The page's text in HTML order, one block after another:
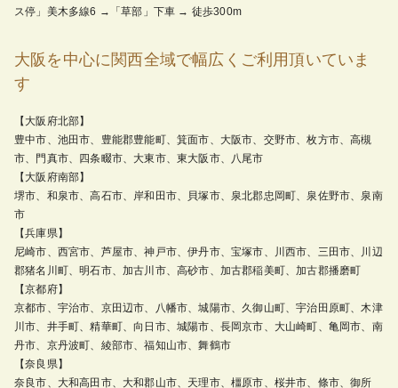
ス停」美木多線6 →「草部」下車 → 徒歩300m
大阪を中心に関西全域で幅広くご利用頂いていま
す
【大阪府北部】
豊中市、池田市、豊能郡豊能町、箕面市、大阪市、交野市、枚方市、高槻
市、門真市、四条畷市、大東市、東大阪市、八尾市
【大阪府南部】
堺市、和泉市、高石市、岸和田市、貝塚市、泉北郡忠岡町、泉佐野市、泉南
市
【兵庫県】
尼崎市、西宮市、芦屋市、神戸市、伊丹市、宝塚市、川西市、三田市、川辺
郡猪名川町、明石市、加古川市、高砂市、加古郡稲美町、加古郡播磨町
【京都府】
京都市、宇治市、京田辺市、八幡市、城陽市、久御山町、宇治田原町、木津
川市、井手町、精華町、向日市、城陽市、長岡京市、大山崎町、亀岡市、南
丹市、京丹波町、綾部市、福知山市、舞鶴市
【奈良県】
奈良市、大和高田市、大和郡山市、天理市、橿原市、桜井市、條市、御所